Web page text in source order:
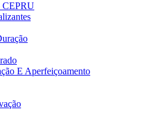
CEPRU
E Aperfeiçoamento